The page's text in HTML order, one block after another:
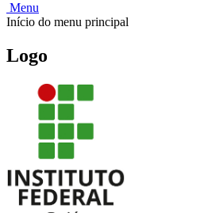
Menu
Início do menu principal
Logo